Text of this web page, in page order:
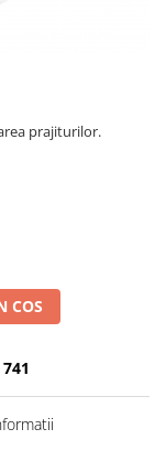
prajiturilor.
COS